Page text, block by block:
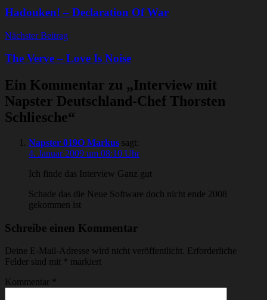
Hadouken! – Declaration Of War
Nächster Beitrag
The Verve – Love Is Noise
Ein Kommentar zu „Interview mit
Napster Deutschland-Chef Thorsten
Schliesche“
Napster 019O Markus sagt:
4. Januar 2009 um 08:10 Uhr
Ich finde das Interview Ganz gut
Schade das die Neue Software doch nicht ende 2008
gekommen ist
Schreibe einen Kommentar
Deine E-Mail-Adresse wird nicht veröffentlicht.
Erforderliche
Felder sind mit * markiert
Kommentar *